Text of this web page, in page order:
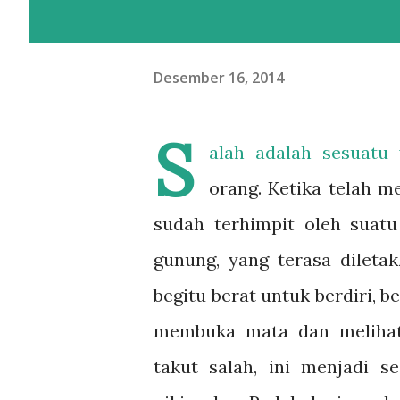
Desember 16, 2014
S
alah adalah
orang. Ketika telah
sudah terhimpit oleh
gunung, yang terasa
begitu berat untuk berdiri,
membuka mata dan
takut salah, ini menjadi